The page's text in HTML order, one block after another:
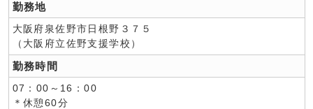
勤務地
大阪府泉佐野市日根野３７５
（大阪府立佐野支援学校）
勤務時間
07：00～16：00
＊休憩60分